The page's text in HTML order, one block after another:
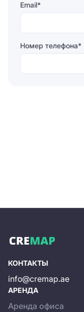
Email*
Номер телефона*
КОНТАКТЫ
info@cremap.ae
АРЕНДА
Аренда офиса